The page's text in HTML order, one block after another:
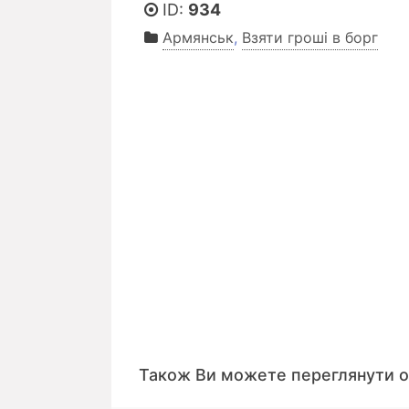
ID: 934
Армянськ, Взяти гроші в борг
Також Ви можете переглянути